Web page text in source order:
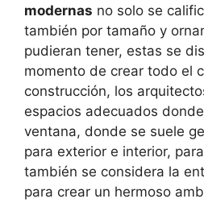
modernas no solo se
también por tamaño y
pudieran tener, estas se
momento de crear todo el
construcción, los
espacios adecuados
ventana, donde se suele
para exterior e interior,
también se considera la
para crear un hermoso